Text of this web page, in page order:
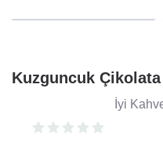
Kuzguncuk
İyi